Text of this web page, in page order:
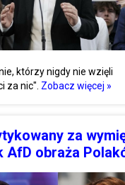
którzy nigdy nie wzięli
za nic". Zobacz więcej »
za
AfD obraża